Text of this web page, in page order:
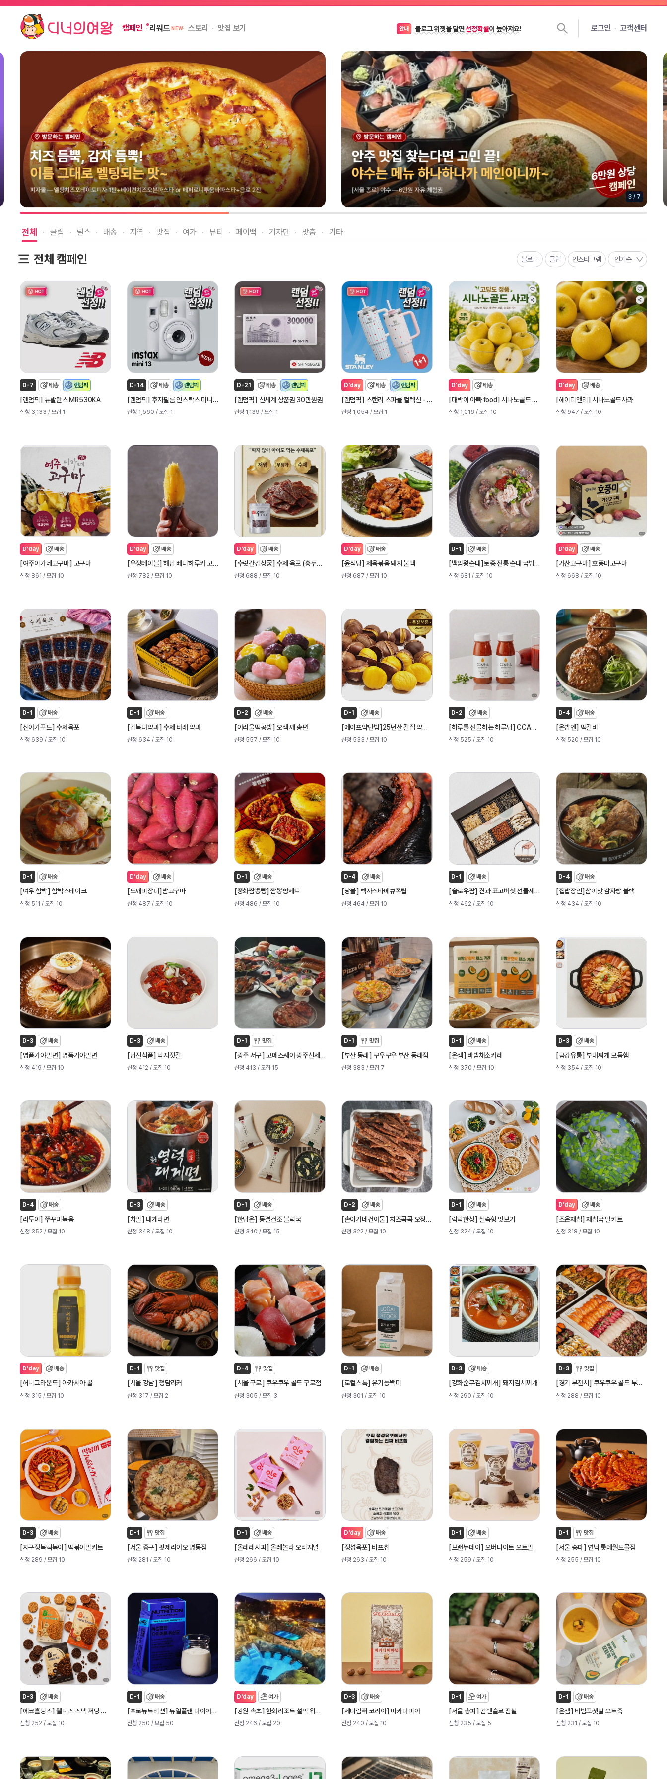
캠페인 리워드 NEW 스토리 맛집 보기
안내 블로그 위젯을 달면선정확률이 높아져요!
꿀팁 캠페인이쉽게 선정되는꿀팁 노하우 대공개! 로그인 고객센터
3 / 7
전체 클립 릴스 배송 지역 맛집 여가 뷰티 페이백 기자단 맞춤 기타
전체 캠페인 블로그 클립 인스타그램 인기순
D-7 배송 랜덤픽
[랜덤픽 ] 뉴발란스 MR530KA
신청 3,133 / 모집 1
D-14 배송 랜덤픽
[랜덤픽 ] 후지필름 인스탁스 미니 13 즉석 카메라 (신제품)
신청 1,560 / 모집 1
D-21 배송 랜덤픽
[랜덤픽 ] 신세계 상품권 30만원권
신청 1,139 / 모집 1
D'day 배송 랜덤픽
[랜덤픽 ] 스탠리 스파클 컬렉션 - 퀜처 H2.0 플로우 스테이트 텀블러 887ml
신청 1,054 / 모집 1
D'day 배송
[대박이 아빠 food] 시나노골드 사과
신청 1,016 / 모집 10
D'day 배송
[헤이디앤리 ] 시나노골드사과
신청 947 / 모집 10
D'day 배송
[여주이가네고구마] 고구마
신청 861 / 모집 10
D'day 배송
[우정테이블] 해남 베니하루카 고구마
신청 782 / 모집 10
D'day 배송
[수랏간김상궁] 수제 육포 (홍두깨살100%)
신청 688 / 모집 10
D'day 배송
[윤식당] 제육볶음 돼지 불백
신청 687 / 모집 10
D-1 배송
[백암왕순대]토종 전통 순대 국밥5팩
신청 681 / 모집 10
D'day 배송
[거산고구마] 호풍미고구마
신청 668 / 모집 10
D-1 배송
[신아가푸드] 수제육포
신청 639 / 모집 10
D-1 배송
[김복녀약과] 수제 타래 약과
신청 634 / 모집 10
D-2 배송
[아리울떡공방] 오색 깨 송편
신청 557 / 모집 10
D-1 배송
[에이프약단밤] 25년산 칼집 약단밤
신청 533 / 모집 10
D-2 배송
[하루를 선물하는 하루담] CCA스무디주스
신청 525 / 모집 10
D-4 배송
[온밥엔] 떡갈비
신청 520 / 모집 10
D-1 배송
[여우 함박] 함박스테이크
신청 511 / 모집 10
D'day 배송
[도깨비장터] 밤고구마
신청 487 / 모집 10
D-1 배송
[중화짬뽕빵] 짬뽕빵세트
신청 486 / 모집 10
D-4 배송
[낭불] 텍사스바베큐폭립
신청 464 / 모집 10
D-1 배송
[슬로우팜] 견과 표고버섯 선물세트
신청 462 / 모집 10
D-4 배송
[집밥장인]참이맛 감자탕 블랙
신청 434 / 모집 10
D-3 배송
[명품가야밀면] 명품가야밀면
신청 419 / 모집 10
D-3 배송
[남진식품] 낙지젓갈
신청 412 / 모집 10
D-1 맛집
[광주 서구] 고메스퀘어 광주신세계사거리점
신청 413 / 모집 15
D-1 맛집
[부산 동래] 쿠우쿠우 부산 동래점
신청 383 / 모집 7
D-1 배송
[온샘] 바밤채소카레
신청 370 / 모집 10
D-3 배송
[금강유통] 부대찌개 모듬햄
신청 354 / 모집 10
D-4 배송
[라투이 ] 쭈꾸미볶음
신청 352 / 모집 10
D-3 배송
[차밀] 대게라면
신청 348 / 모집 10
D-1 배송
[한담온] 동결건조 블럭국
신청 340 / 모집 15
D-2 배송
[손이가네건어물] 치즈콕콕 오징어 육포
신청 322 / 모집 10
D-1 배송
[락락한상] 실속형 맛보기
신청 324 / 모집 10
D'day 배송
[조은재첩] 재첩국 밀키트
신청 318 / 모집 10
D'day 배송
[허니그라운드] 아카시아 꿀
신청 315 / 모집 10
D-1 맛집
[서울 강남] 청담리커
신청 317 / 모집 2
D-4 맛집
[서울 구로] 쿠우쿠우 골드 구로점
신청 305 / 모집 3
D-1 배송
[로컬스톡] 유기농백미
신청 301 / 모집 10
D-3 배송
[강화순무김치찌개 ] 돼지김치찌개
신청 290 / 모집 10
D-3 맛집
[경기 부천시 ] 쿠우쿠우 골드 부천점
신청 288 / 모집 10
D-3 배송
[지구정복떡볶이 ]떡볶이밀키트
신청 289 / 모집 10
D-1 맛집
[서울 중구]핏제리아오 명동점
신청 281 / 모집 10
D-1 배송
[올레레시피 ] 올레놀라 오리지널
신청 266 / 모집 10
D'day 배송
[정성육포] 비프칩
신청 263 / 모집 10
D-1 배송
[브랜뉴데이 ] 오버나이트 오트밀
신청 259 / 모집 10
D-1 맛집
[서울 송파] 연낙 롯데월드몰점
신청 255 / 모집 10
D-3 배송
[에코홀딩스] 웰니스 스낵 저당 과자
신청 252 / 모집 10
D-1 배송
[프로뉴트리션] 듀얼플랜 다이어트 유산균
신청 250 / 모집 50
D'day 여가
[강원 속초] 한화리조트 설악 워터피아
신청 246 / 모집 20
D-3 배송
[세다람쥐 코리아] 마카다미아
신청 240 / 모집 10
D-1 여가
[서울 송파] 캄앤슬로 잠실
신청 235 / 모집 5
D-1 배송
[온샘] 바밤포켓밀 오트죽
신청 231 / 모집 10